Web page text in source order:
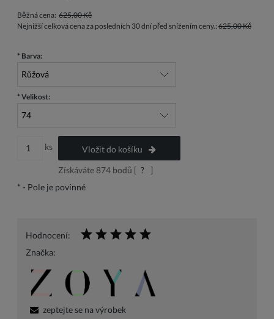
Běžná cena: 625,00 Kč
Nejnižší celková cena za posledních 30 dní před snížením ceny.: 625,00 Kč
* Barva:
* Velikost:
ks
Vložit do košíku
Získáváte 874bodů [ ?
]
* - Pole je povinné
Hodnocení:
Značka:
zeptejte se na výrobek